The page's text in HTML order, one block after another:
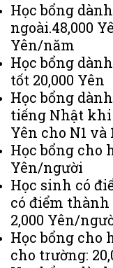
Học bổng
ngoài.48,000
Yên/năm
Học bổng
tốt 20,000 Yên
Học bổng
tiếng Nhật khi
Yên cho N1 và
Học bổng cho
Yên/người
Học sinh có
có điểm thành
2,000 Yên/
Học bổng cho
cho trường: